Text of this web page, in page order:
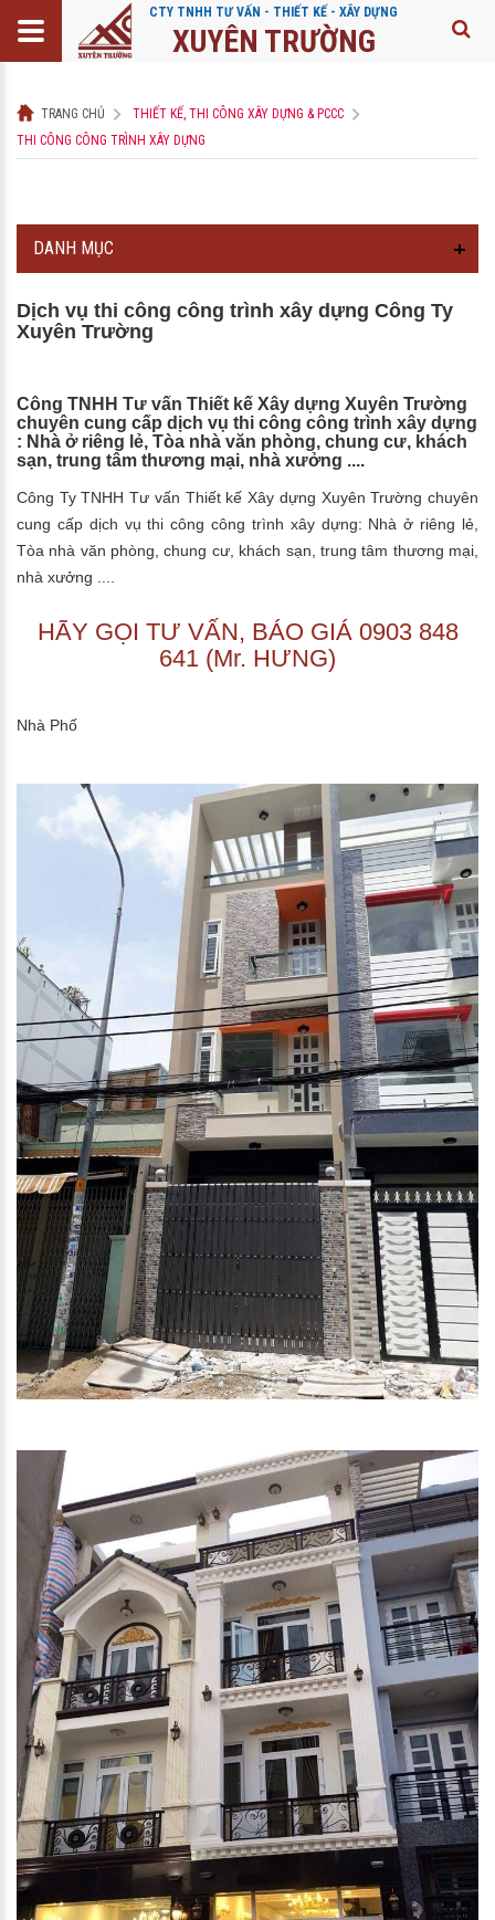
CTY TNHH TƯ VẤN - THIẾT KẾ - XÂY DỰNG
XUYÊN TRƯỜNG
TRANG CHỦ
THIẾT KẾ, THI CÔNG XÂY DỰNG & PCCC
THI CÔNG CÔNG TRÌNH XÂY DỰNG
DANH MỤC
Dịch vụ thi công công trình xây dựng Công Ty
Xuyên Trường
Công TNHH Tư vấn Thiết kế Xây dựng Xuyên Trường
chuyên cung cấp dịch vụ thi công công trình xây dựng
: Nhà ở riêng lẻ, Tòa nhà văn phòng, chung cư, khách
sạn, trung tâm thương mại, nhà xưởng ....
Công Ty TNHH Tư vấn Thiết kế Xây dựng Xuyên Trường chuyên
cung cấp dịch vụ thi công công trình xây dựng: Nhà ở riêng lẻ,
Tòa nhà văn phòng, chung cư, khách sạn, trung tâm thương mại,
nhà xưởng ....
HÃY GỌI TƯ VẤN, BÁO GIÁ 0903 848
641 (Mr. HƯNG)
Nhà Phố